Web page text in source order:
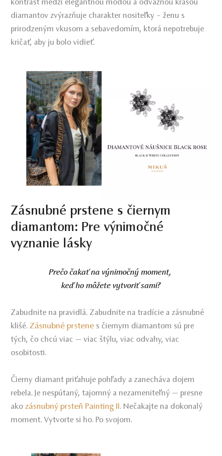
kontrast medzi elegantnou módou a odvážnou krásou
diamantov zvýrazňuje charakter nositeľky – ženu s
prirodzeným vkusom a sebavedomím, ktorá nepotrebuje
kričať, aby ju bolo vidieť.
Zásnubné prstene s čiernym
diamantom: Pre výnimočné
vyznanie lásky
Prečo čakať na výnimočný moment,
keď ho môžete vytvoriť sami?
Zabudnite na pravidlá. Zabudnite na tradície a zásnubné
klišé.Zásnubné prstene s čiernym diamantom sú pre
tých, čo chcú viac — viac štýlu, viac odvahy, viac
osobitosti.
Čierny diamant priťahuje pohľady a zanecháva dojem
rebela. Je nespútaný, tajomný a nezameniteľný — presne
akozásnubný prsteň Painting II. Nečakajte na dokonalý
moment. Vytvorte si ho. Po svojom.